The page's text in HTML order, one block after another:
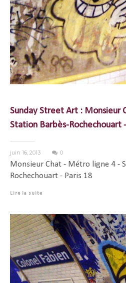
Sunday Street Art : Monsieur
Station Barbès-Rochechouart
juin 16, 2013 0
Monsieur Chat - Métro ligne 4 -
Rochechouart - Paris 18
Lire la suite